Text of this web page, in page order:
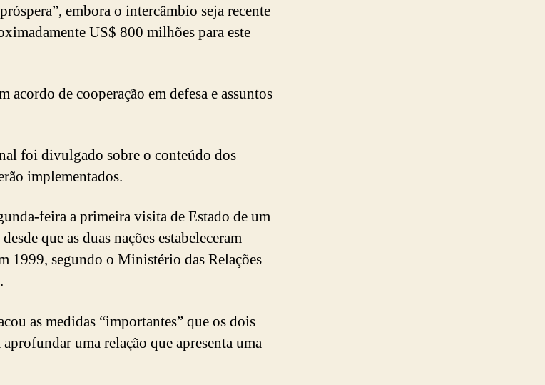
embora o intercâmbio seja recente
US$ 800 milhões para este
acordo de cooperação em defesa e assuntos
foi divulgado sobre o conteúdo dos
implementados.
feira a primeira visita de Estado de um
que as duas nações estabeleceram
1999, segundo o Ministério das Relações
as medidas “importantes” que os dois
uma relação que apresenta uma